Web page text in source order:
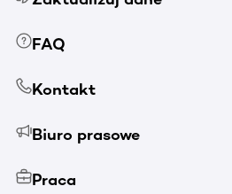
FAQ
Kontakt
Biuro prasowe
Praca